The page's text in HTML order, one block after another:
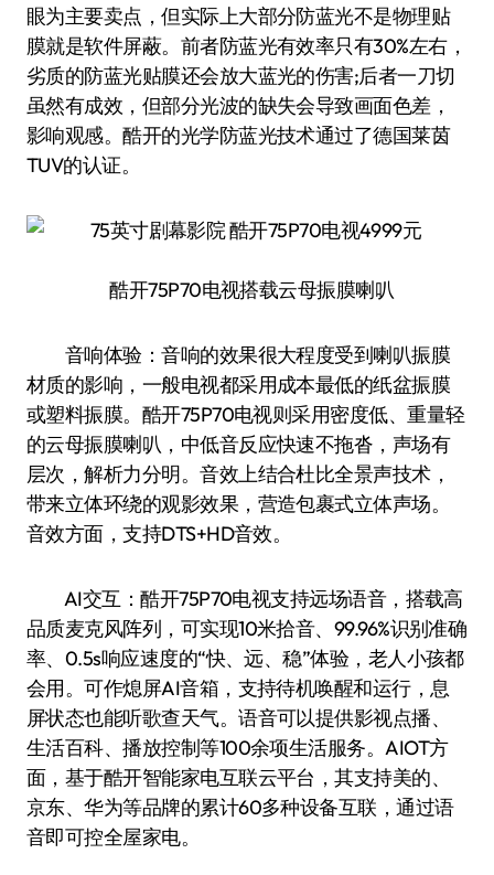
眼为主要卖点，但实际上大部分防蓝光不是物理贴
膜就是软件屏蔽。前者防蓝光有效率只有30%左右，
劣质的防蓝光贴膜还会放大蓝光的伤害;后者一刀切
虽然有成效，但部分光波的缺失会导致画面色差，
影响观感。酷开的光学防蓝光技术通过了德国莱茵
TUV的认证。
酷开75P70电视搭载云母振膜喇叭
音响体验：音响的效果很大程度受到喇叭振膜
材质的影响，一般电视都采用成本最低的纸盆振膜
或塑料振膜。酷开75P70电视则采用密度低、重量轻
的云母振膜喇叭，中低音反应快速不拖沓，声场有
层次，解析力分明。音效上结合杜比全景声技术，
带来立体环绕的观影效果，营造包裹式立体声场。
音效方面，支持DTS+HD音效。
AI交互：酷开75P70电视支持远场语音，搭载高
品质麦克风阵列，可实现10米拾音、99.96%识别准确
率、0.5s响应速度的“快、远、稳”体验，老人小孩都
会用。可作熄屏AI音箱，支持待机唤醒和运行，息
屏状态也能听歌查天气。语音可以提供影视点播、
生活百科、播放控制等100余项生活服务。AIOT方
面，基于酷开智能家电互联云平台，其支持美的、
京东、华为等品牌的累计60多种设备互联，通过语
音即可控全屋家电。